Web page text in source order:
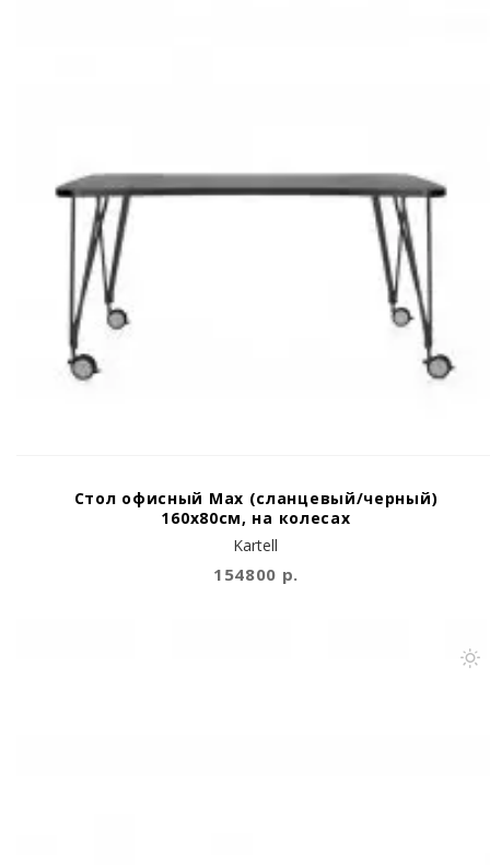
Kartell
Стол офисный Max (сланцевый/черный)
160x80см, на колесах
154800 р.